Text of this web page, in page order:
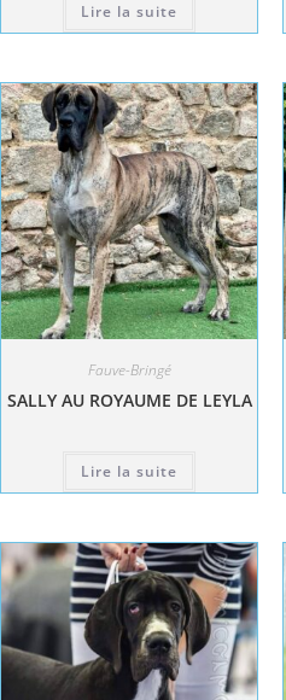
Lire la suite
Fauve-Bringé
SALLY AU ROYAUME DE LEYLA
Lire la suite